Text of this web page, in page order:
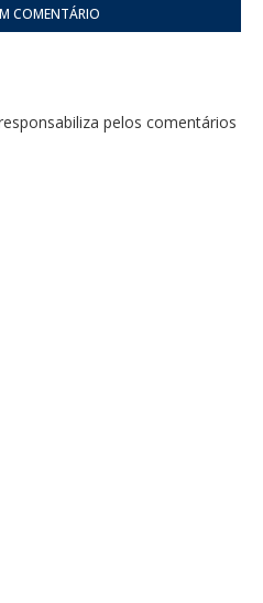
COMENTÁRIO
pelos comentários